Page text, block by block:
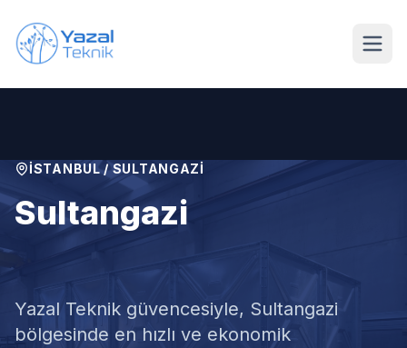
İSTANBUL/SULTANGAZI
Sultangazi
GRP Su Deposu Tamiri
Yazal Teknik güvencesiyle, Sultangazi
bölgesinde en hızlı ve ekonomik